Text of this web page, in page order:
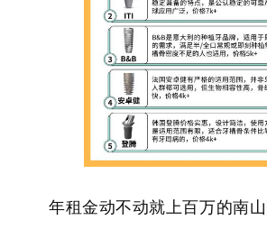
年租金动不动就上百万的南